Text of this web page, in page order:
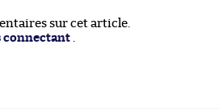
sur cet article.
connectant